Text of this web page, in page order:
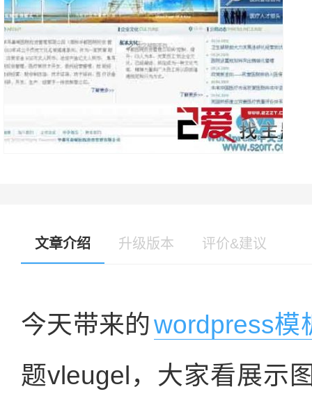
文章介绍 升级版本 评价&建议
今天带来的wordpress模
题vleugel，大家看展示